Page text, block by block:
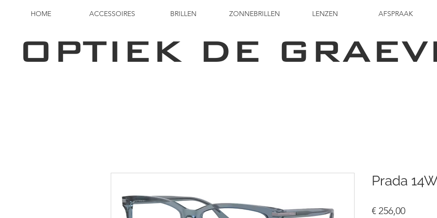
HOME ACCESSOIRES BRILLEN ZONNEBRILLEN LENZEN AFSPRAAK
OPTIEK DE
Prada
€ 256,00Prijs